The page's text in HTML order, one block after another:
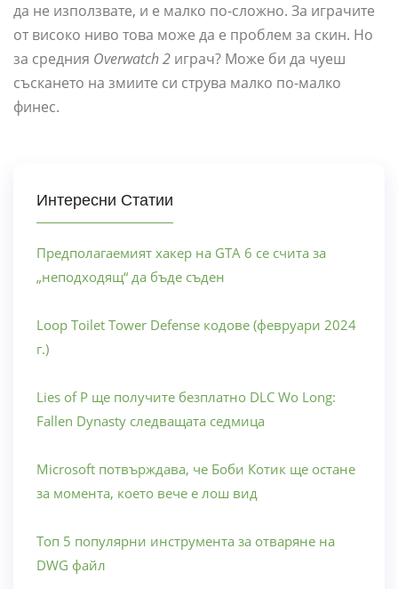
да не използвате, и е малко по-сложно. За играчите
от високо ниво това може да е проблем за скин. Но
за средния Overwatch 2 играч? Може би да чуеш
съскането на змиите си струва малко по-малко
финес.
Интересни Статии
Предполагаемият хакер на GTA 6 се счита за
„неподходящ“ да бъде съден
Loop Toilet Tower Defense кодове (февруари 2024
г.)
Lies of P ще получите безплатно DLC Wo Long:
Fallen Dynasty следващата седмица
Microsoft потвърждава, че Боби Котик ще остане
за момента, което вече е лош вид
Топ 5 популярни инструмента за отваряне на
DWG файл